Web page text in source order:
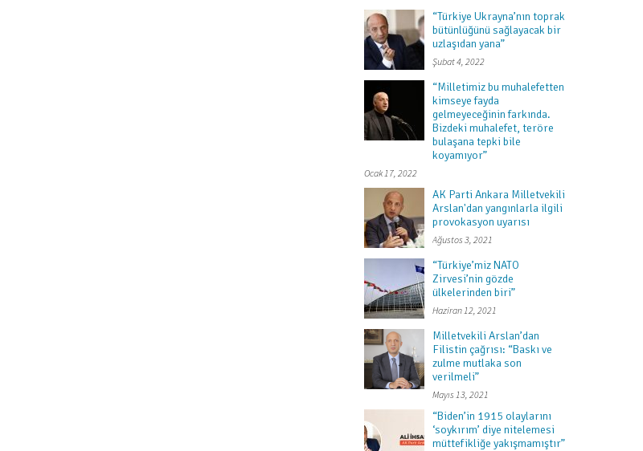
“Türkiye Ukrayna’nın toprak
bütünlüğünü sağlayacak bir
uzlaşıdan yana”
Şubat 4, 2022
“Milletimiz bu muhalefetten
kimseye fayda
gelmeyeceğinin farkında.
Bizdeki muhalefet, teröre
bulaşana tepki bile
koyamıyor”
Ocak 17, 2022
AK Parti Ankara Milletvekili
Arslan'dan yangınlarla ilgili
provokasyon uyarısı
Ağustos 3, 2021
“Türkiye’miz NATO
Zirvesi’nin gözde
ülkelerinden biri”
Haziran 12, 2021
Milletvekili Arslan’dan
Filistin çağrısı: “Baskı ve
zulme mutlaka son
verilmeli”
Mayıs 13, 2021
“Biden’in 1915 olaylarını
‘soykırım’ diye nitelemesi
müttefikliğe yakışmamıştır”